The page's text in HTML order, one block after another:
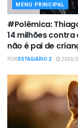
MENU PRINCIPAL
#Polêmica:
14 milhões contra
não é pai de
PORESTAGIÁRIO 2 2026/